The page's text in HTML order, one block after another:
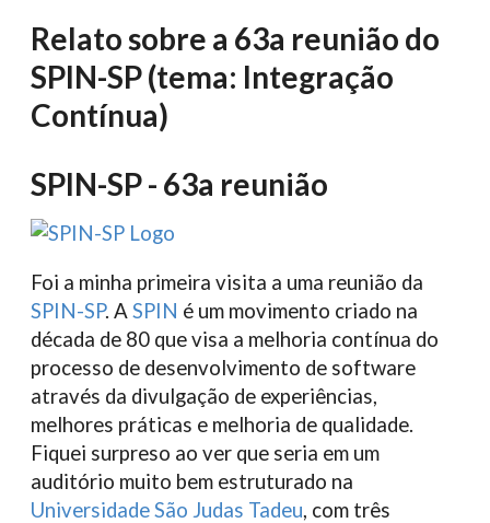
Relato sobre a 63a reunião do
SPIN-SP (tema: Integração
Contínua)
SPIN-SP - 63a reunião
Foi a minha primeira visita a uma reunião da
SPIN-SP. A SPIN é um movimento criado na
década de 80 que visa a melhoria contínua do
processo de desenvolvimento de software
através da divulgação de experiências,
melhores práticas e melhoria de qualidade.
Fiquei surpreso ao ver que seria em um
auditório muito bem estruturado na
Universidade São Judas Tadeu, com três